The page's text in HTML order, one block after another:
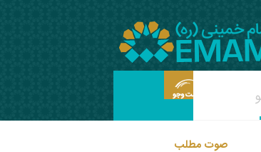
صوت مطلب